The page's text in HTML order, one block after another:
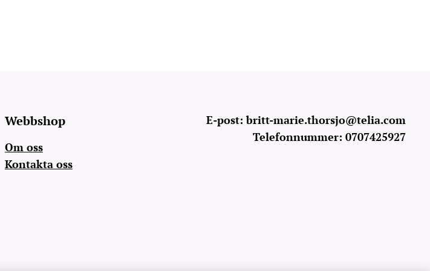
Webbshop
Om oss
Kontakta oss
E-post: britt-marie.thorsjo@telia.com
Telefonnummer: 0707425927